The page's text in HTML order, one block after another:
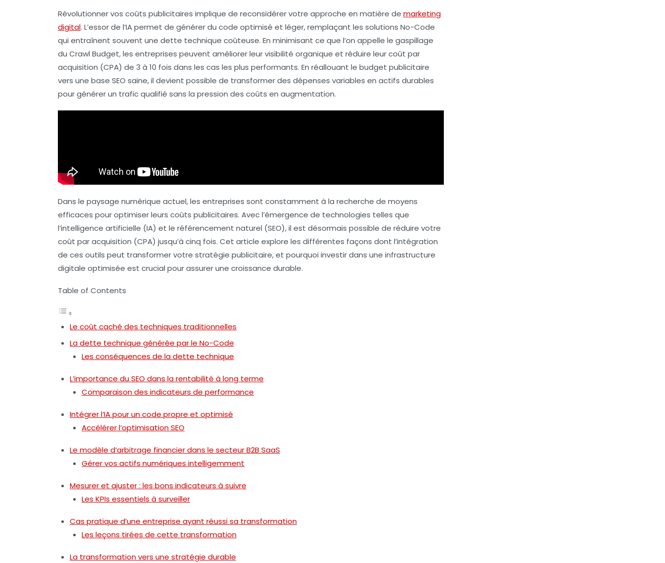
Révolutionner vos coûts publicitaires implique de reconsidérer votre approche en matière de marketing
digital. L’essor de l’IApermet de générer du code optimisé et léger, remplaçant les solutions No-Code
qui entraînent souvent une dette technique coûteuse. En minimisant ce que l’on appelle le gaspillage
du Crawl Budget, les entreprises peuvent améliorer leurvisibilité organique et réduire leurcoût par
acquisition (CPA) de 3 à 10 fois dans les cas les plus performants. En réallouant le budget publicitaire
vers une base SEO saine, il devient possible de transformer des dépenses variables en actifs durables
pour générer un trafic qualifié sans la pression des coûts en augmentation.
Dans le paysage numérique actuel, les entreprises sont constamment à la recherche de moyens
efficaces pour optimiser leurs coûts publicitaires. Avec l’émergence de technologies telles que
l’intelligence artificielle (IA) et le référencement naturel (SEO), il est désormais possible de réduire votre
coût par acquisition (CPA) jusqu’à cinq fois. Cet article explore les différentes façons dont l’intégration
de ces outils peut transformer votre stratégie publicitaire, et pourquoi investir dans une infrastructure
digitale optimisée est crucial pour assurer une croissance durable.
Table of Contents
Le coût caché des techniques traditionnelles
La dette technique générée par le No-Code
Les conséquences de la dette technique
L’importance du SEO dans la rentabilité à long terme
Comparaison des indicateurs de performance
Intégrer l’IA pour un code propre et optimisé
Accélérer l’optimisation SEO
Le modèle d’arbitrage financier dans le secteur B2B SaaS
Gérer vos actifs numériques intelligemment
Mesurer et ajuster : les bons indicateurs à suivre
Les KPIs essentiels à surveiller
Cas pratique d’une entreprise ayant réussi sa transformation
Les leçons tirées de cette transformation
La transformation vers une stratégie durable